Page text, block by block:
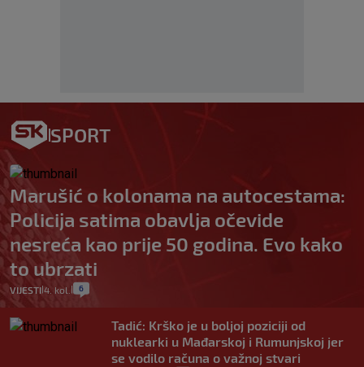
SPORT
Marušić o kolonama na autocestama:
Policija satima obavlja očevide
nesreća kao prije 50 godina. Evo kako
to ubrzati
VIJESTI 4. kol. 6
Tadić: Krško je u boljoj poziciji od
nuklearki u Mađarskoj i Rumunjskoj jer
se vodilo računa o važnoj stvari